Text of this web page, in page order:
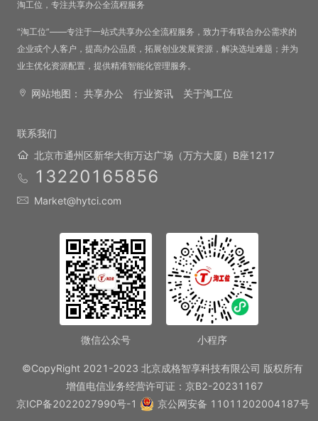
淘工位，专注共享办公全流程服务
“淘工位”——专注于一站式共享办公全流程服务，致力于有联合办公需求的
企业或个人客户，提高办公品质，拓展创业发展资源，解决选址难题；并为
业主优化资源配置，提供精准智能化管理服务。
网站地图： 共享办公 行业资讯 关于淘工位
联系我们
北京市通州区新华大街万达广场（万方大厦）B座1217
13220165856
Market@hytci.com
微信公众号 小程序
©CopyRight 2021-2023 北京成格智享科技有限公司 版权所有
增值电信业务经营许可证：京B2-20231167
京ICP备2022027990号-1
京公网安备 11011202004187号